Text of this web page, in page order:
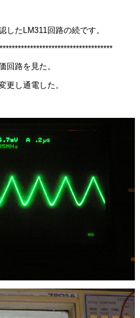
したLM311回路の続です。
回路を見た。
更し通電した。